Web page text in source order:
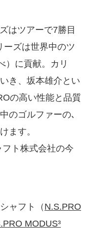
はツアーで7勝目
ーズは世界中のツ
）に貢献。カリ
き、坂本雄介とい
の高い性能と品質
のゴルファーの､
ます。
ト株式会社の今
ャフト（ N.S.PRO
MODUS³